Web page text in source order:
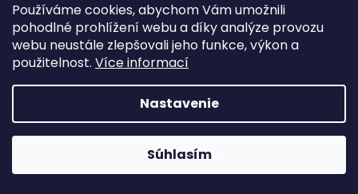
Používáme cookies, abychom Vám umožnili
pohodlné prohlížení webu a díky analýze provozu
webu neustále zlepšovali jeho funkce, výkon a
použitelnost. Více informací
Nastavenie
Súhlasím